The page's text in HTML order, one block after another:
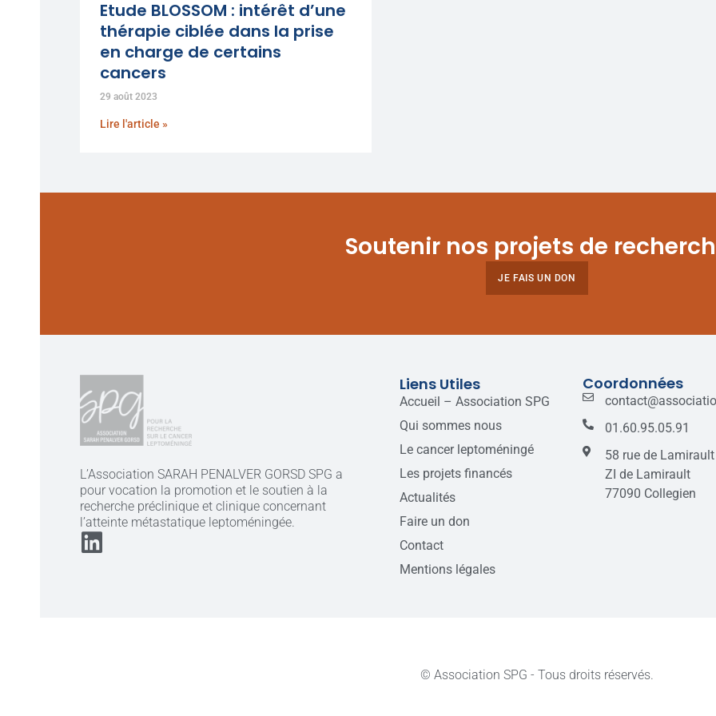
Etude BLOSSOM : intérêt d’une
thérapie ciblée dans la prise
en charge de certains
cancers
29 août 2023
Lire l'article »
Soutenir nos projets de
JE FAIS UN DON
L’Association SARAH PENALVER GORSD SPG a
pour vocation la promotion et le soutien à la
recherche préclinique et clinique concernant
l’atteinte métastatique leptoméningée.
Liens Utiles
Accueil – Association SPG
Qui sommes nous
Le cancer leptoméningé
Les projets financés
Actualités
Faire un don
Contact
Mentions légales
Coordonnées
01.60.95.05.91
58 rue de Lamirault
ZI de Lamirault
77090 Collegien
© Association SPG - Tous droits réservés.